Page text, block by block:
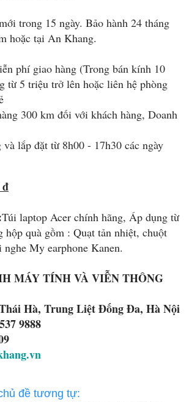
trong 15 ngày. Bảo hành 24 tháng
hoặc tại An Khang.
phí giao hàng (Trong bán kính 10
từ 5 triệu trở lên hoặc liên hệ phòng
300 km đối với khách hàng, Doanh
lắp đặt từ 8h00 - 17h30 các ngày
Túi laptop Acer chính hãng, Áp dụng từ
hộp quà gồm : Quạt tản nhiệt, chuột
My earphone Kanen.
MÁY TÍNH VÀ VIỄN THÔNG
Hà, Trung Liệt Đống Đa, Hà Nội
9888
đề tương tự: